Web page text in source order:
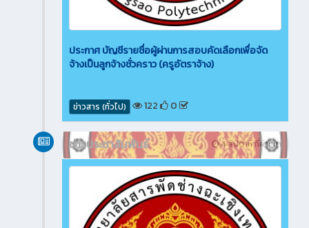
ประกาศ บัญชีรายชื่อผู้ผ่านการสอบคัดเลือกเพื่อจัด
จ้างเป็นลูกจ้างชั่วคราว (ครูอัตราจ้าง)
ข่าวสาร (ทั่วไป) 122 0
4 สัปดาห์ ที่ผ่านมา
ข่าวประชาสัมพันธ์